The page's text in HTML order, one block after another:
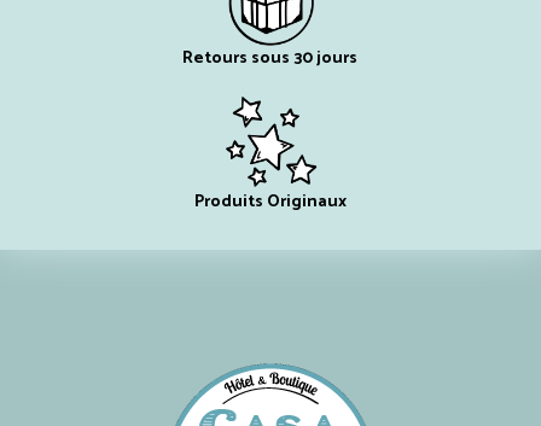
Retours sous 30 jours
Produits Originaux